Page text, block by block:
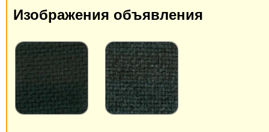
Изображения объявления